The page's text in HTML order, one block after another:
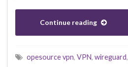
Continue reading
opesource vpn, VPN, wireguard,